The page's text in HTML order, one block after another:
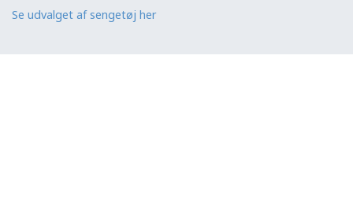
Se udvalget af sengetøj her